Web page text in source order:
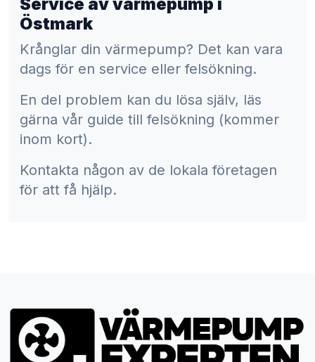
Östmark
Krånglar din värmepump? Det kan vara
dags för en service eller felsökning.
En del problem kan du lösa själv, läs
gärna vår guide till felsökning (kommer
inom kort).
Kontakta någon av de lokala företagen
för att få hjälp.